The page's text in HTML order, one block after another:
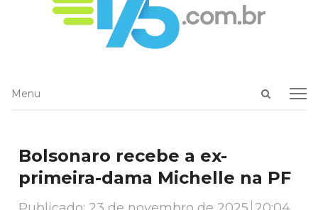
Open
Menu
Menu
Bolsonaro recebe a ex-
primeira-dama Michelle na PF